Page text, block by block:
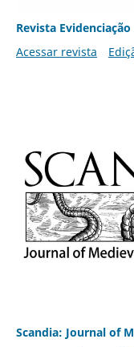
Revista
Acessar revista
Scandia: Journal of